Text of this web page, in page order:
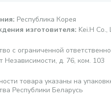
: Республика Корея
изготовителя: Kei.H
с ограниченной
Независимости, д. 76, ком. 103
товара указаны на
Республики Беларусь